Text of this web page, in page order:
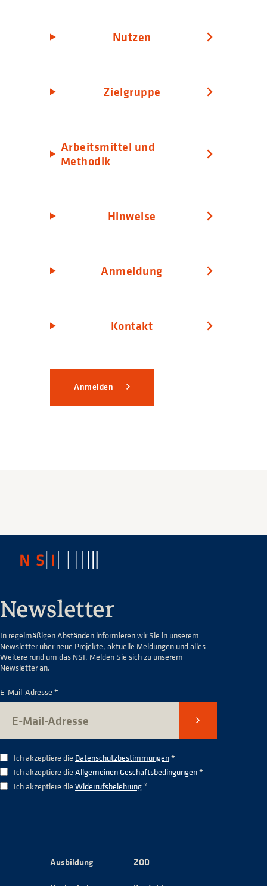
Nutzen
Zielgruppe
Arbeitsmittel und
Methodik
Hinweise
Anmeldung
Kontakt
Anmelden
Newsletter
In regelmäßigen Abständen informieren wir Sie in unserem
Newsletter über neue Projekte, aktuelle Meldungen und alles
Weitere rund um das NSI. Melden Sie sich zu unserem
Newsletter an.
E-Mail-Adresse *
Senden
Ich akzeptiere die Datenschutzbestimmungen*
Ich akzeptiere die Allgemeinen Geschäftsbedingungen*
Ich akzeptiere die Widerrufsbelehrung*
Ausbildung ZOD